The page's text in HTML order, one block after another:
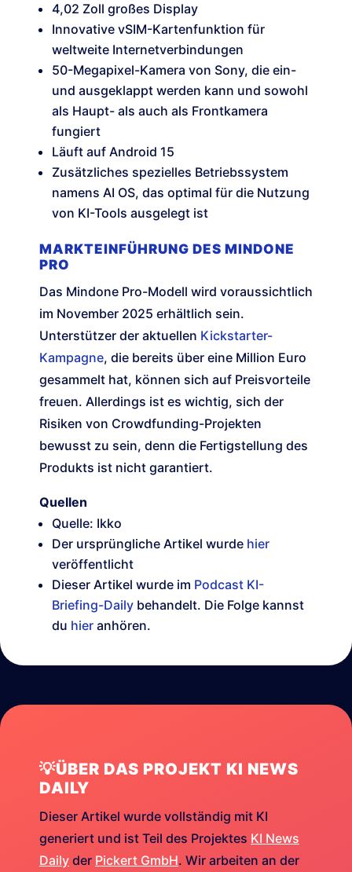
4,02 Zoll großes Display
Innovative vSIM-Kartenfunktion für
weltweite Internetverbindungen
50-Megapixel-Kamera von Sony, die ein-
und ausgeklappt werden kann und sowohl
als Haupt- als auch als Frontkamera
fungiert
Läuft auf Android 15
Zusätzliches spezielles Betriebssystem
namens AI OS, das optimal für die Nutzung
von KI-Tools ausgelegt ist
MARKTEINFÜHRUNG DES MINDONE
PRO
Das Mindone Pro-Modell wird voraussichtlich
im November 2025 erhältlich sein.
Unterstützer der aktuellen Kickstarter-
Kampagne, die bereits über eine Million Euro
gesammelt hat, können sich auf Preisvorteile
freuen. Allerdings ist es wichtig, sich der
Risiken von Crowdfunding-Projekten
bewusst zu sein, denn die Fertigstellung des
Produkts ist nicht garantiert.
Quellen
Quelle: Ikko
Der ursprüngliche Artikel wurde hier
veröffentlicht
Dieser Artikel wurde im Podcast KI-
Briefing-Daily behandelt. Die Folge kannst
du hier anhören.
💡ÜBER DAS PROJEKT KI NEWS
DAILY
Dieser Artikel wurde vollständig mit KI
generiert und ist Teil des Projektes KI News
Daily der Pickert GmbH. Wir arbeiten an der